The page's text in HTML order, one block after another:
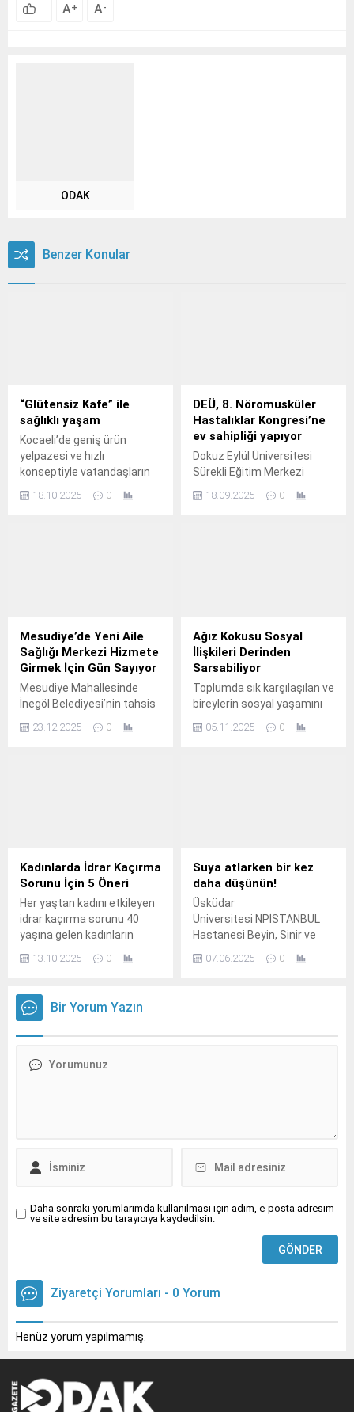
A+ A-
ODAK
Benzer Konular
“Glütensiz Kafe” ile
sağlıklı yaşam
Kocaeli’de geniş ürün
yelpazesi ve hızlı
konseptiyle vatandaşların
Antikkapı A.
18.10.2025 0
DEÜ, 8. Nöromusküler
Hastalıklar Kongresi’ne
ev sahipliği yapıyor
Dokuz Eylül Üniversitesi
Sürekli Eğitim Merkezi
önemli bilimsel
18.09.2025 0
Mesudiye’de Yeni Aile
Sağlığı Merkezi Hizmete
Girmek İçin Gün Sayıyor
Mesudiye Mahallesinde
İnegöl Belediyesi’nin tahsis
hayırsever Ali İpek
23.12.2025 0
Ağız Kokusu Sosyal
İlişkileri Derinden
Sarsabiliyor
Toplumda sık karşılaşılan ve
bireylerin sosyal yaşamını
kokusu yani tıptaki adı ile
05.11.2025 0
Kadınlarda İdrar Kaçırma
Sorunu İçin 5 Öneri
Her yaştan kadını etkileyen
idrar kaçırma sorunu 40
yaşına gelen kadınların
görülebiliyor.
13.10.2025 0
Suya atlarken bir kez
daha düşünün!
Üsküdar
Üniversitesi NPİSTANBUL
Hastanesi Beyin, Sinir ve
07.06.2025 0
Bir Yorum Yazın
Daha sonraki yorumlarımda kullanılması için adım, e-posta adresim
ve site adresim bu tarayıcıya kaydedilsin.
Ziyaretçi Yorumları - 0 Yorum
Henüz yorum yapılmamış.